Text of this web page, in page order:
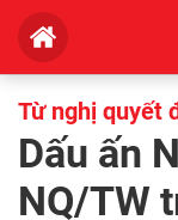
Từ nghị quyết
Dấu ấn
NQ/TW